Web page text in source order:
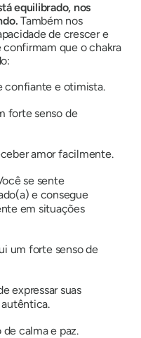
equilibrado, nos
Também nos
de crescer e
confirmam que o chakra
confiante e otimista.
forte senso de
amor facilmente.
se sente
e consegue
em situações
um forte senso de
expressar suas
de calma e paz.